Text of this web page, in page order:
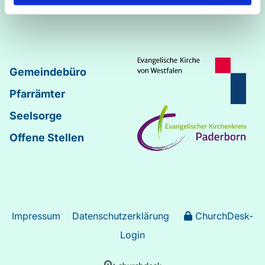
Gemeindebüro
Pfarrämter
Seelsorge
Offene Stellen
Impressum Datenschutzerklärung
ChurchDesk-
Login